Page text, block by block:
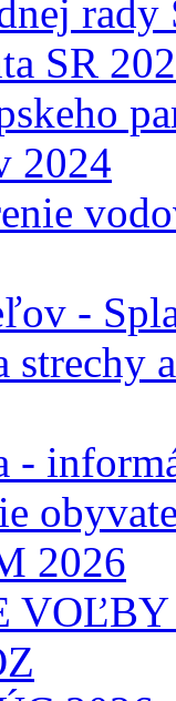
rady
SR
2024
-
strechy
-
2026